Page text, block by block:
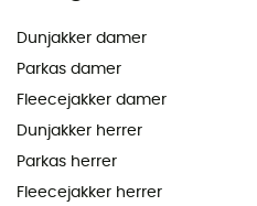
Dunjakker damer
Parkas damer
Fleecejakker damer
Dunjakker herrer
Parkas herrer
Fleecejakker herrer